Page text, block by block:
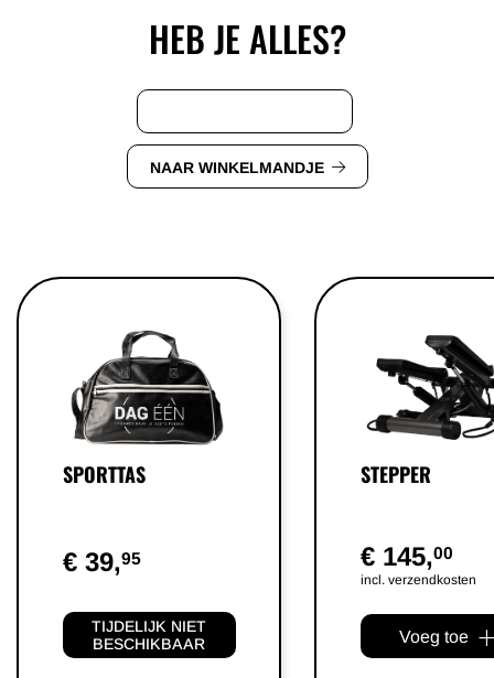
HEB JE ALLES?
NAAR WINKELMANDJE
SPORTTAS
€ 39,95
TIJDELIJK NIET
BESCHIKBAAR
STEPPER
€ 145,00
incl. verzendkosten
Voeg toe